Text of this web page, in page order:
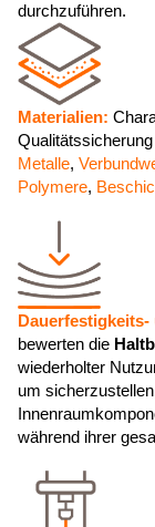
durchzuführen.
Materialien:
Metalle,
Polymere,
bewerten die
wiederholter
um
während ihrer